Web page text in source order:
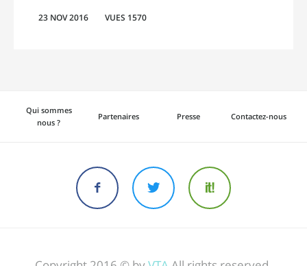
23 NOV 2016 VUES 1570
Qui sommes
nous ?
Partenaires Presse Contactez-nous